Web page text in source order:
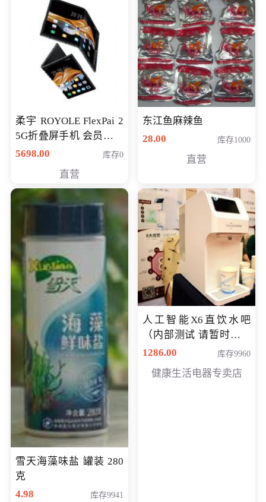
柔宇 ROYOLE FlexPai 2
5G折叠屏手机 会员专享
购买价格 4998元
5698.00 库存0
直营
东江鱼麻辣鱼
28.00
库存1000
直营
雪天海藻味盐 罐装 280
克
4.98
库存9941
人工智能X6直饮水吧
（内部测试 请暂时不要
购买）
1286.00 库存9960
健康生活电器专卖店